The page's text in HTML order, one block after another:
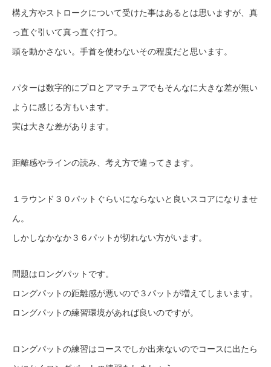
構え方やストロークについて受けた事はあるとは思いますが、真
っ直ぐ引いて真っ直ぐ打つ。
頭を動かさない。手首を使わないその程度だと思います。
パターは数字的にプロとアマチュアでもそんなに大きな差が無い
ように感じる方もいます。
実は大きな差があります。
距離感やラインの読み、考え方で違ってきます。
１ラウンド３０パットぐらいにならないと良いスコアになりませ
ん。
しかしなかなか３６パットが切れない方がいます。
問題はロングパットです。
ロングパットの距離感が悪いので３パットが増えてしまいます。
ロングパットの練習環境があれば良いのですが。
ロングパットの練習はコースでしか出来ないのでコースに出たら